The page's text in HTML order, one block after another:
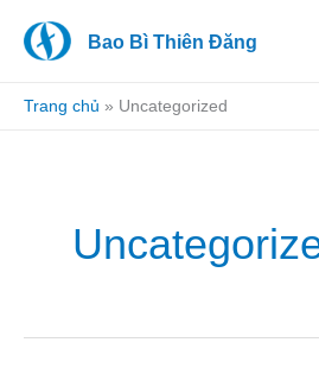
dung
Bao Bì Thiên Đăng
Trang chủ » Uncategorized